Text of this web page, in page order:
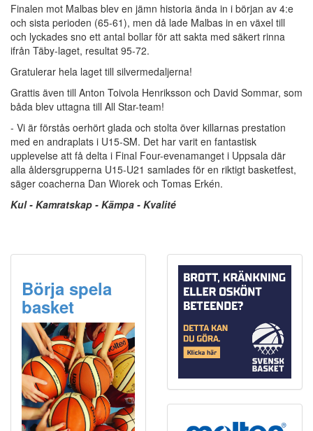
Finalen mot Malbas blev en jämn historia ända in i början av 4:e
och sista perioden (65-61), men då lade Malbas in en växel till
och lyckades sno ett antal bollar för att sakta med säkert rinna
ifrån Täby-laget, resultat 95-72.
Gratulerar hela laget till silvermedaljerna!
Grattis även till Anton Toivola Henriksson och David Sommar, som
båda blev uttagna till All Star-team!
- Vi är förstås oerhört glada och stolta över killarnas prestation
med en andraplats i U15-SM. Det har varit en fantastisk
upplevelse att få delta i Final Four-evenamanget i Uppsala där
alla åldersgrupperna U15-U21 samlades för en riktigt basketfest,
säger coacherna Dan Wiorek och Tomas Erkén.
Kul - Kamratskap - Kämpa - Kvalité
Börja spela
basket